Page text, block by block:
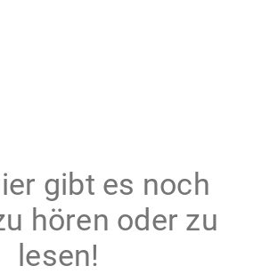
gibt es noch
hören oder zu
lesen!